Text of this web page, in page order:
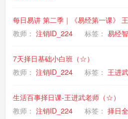
每日易讲 第二季｜《易经第一课》
教师： 注销ID_224 标签： 易经
7天择日基础小白班（☆）
教师： 注销ID_224 标签： 王进武
生活百事择日课-王进武老师（☆）
教师： 注销ID_224 标签： 择日